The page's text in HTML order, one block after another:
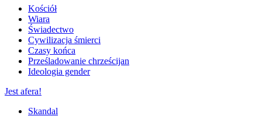
Kościół
Wiara
Świadectwo
Cywilizacja śmierci
Czasy końca
Prześladowanie chrześcijan
Ideologia gender
Jest afera!
Skandal